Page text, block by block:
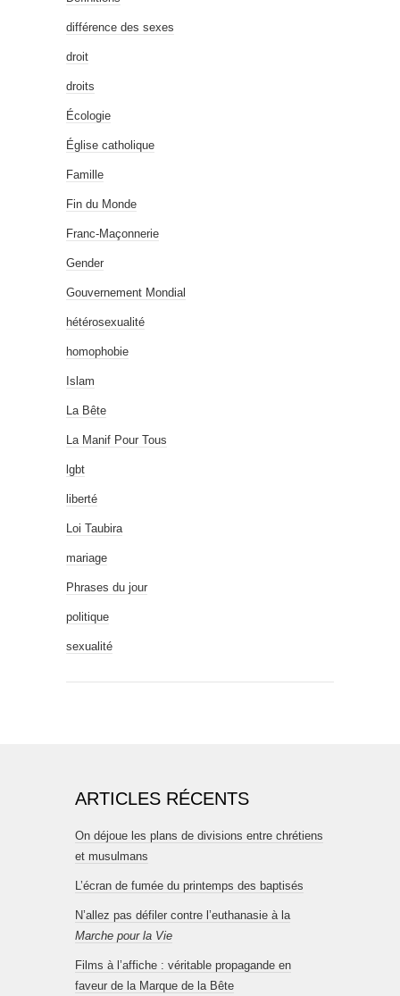
différence des sexes
droit
droits
Écologie
Église catholique
Famille
Fin du Monde
Franc-Maçonnerie
Gender
Gouvernement Mondial
hétérosexualité
homophobie
Islam
La Bête
La Manif Pour Tous
lgbt
liberté
Loi Taubira
mariage
Phrases du jour
politique
sexualité
ARTICLES RÉCENTS
On déjoue les plans de divisions entre chrétiens
et musulmans
L’écran de fumée du printemps des baptisés
N’allez pas défiler contre l’euthanasie à la
Marche pour la Vie
Films à l’affiche : véritable propagande en
faveur de la Marque de la Bête